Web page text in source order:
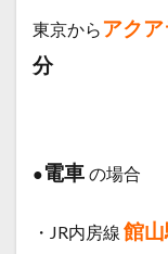
東京からアク
分
●電車 の場合
・JR内房線 館